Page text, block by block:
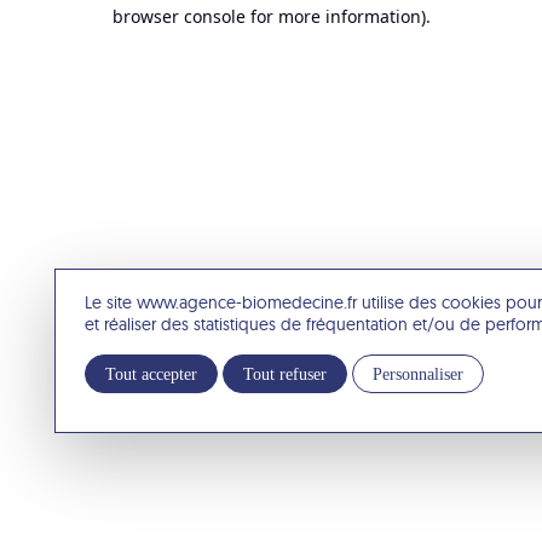
Le site www.agence-biomedecine.fr utilise des cookies
et réaliser des statistiques de fréquentation et/ou de
Tout accepter Tout refuser Personnaliser
browser console for more information).